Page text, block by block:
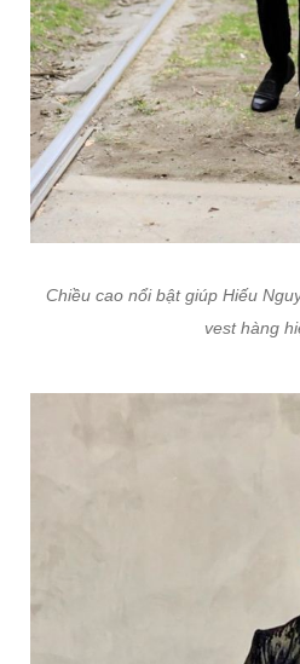
Chiều cao nổi bật giúp Hiếu
vest hàng